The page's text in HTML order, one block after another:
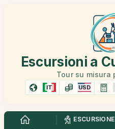
Escursioni a
Tour su misura
IT USD
ESCURSIONE